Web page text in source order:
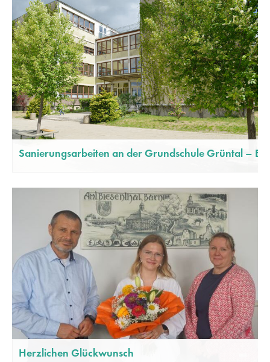
We offer support for our customers
Mon - Fri 8:00am - 5:00pm(GMT +1)
Get in touch
Cybersteel Inc.
376-293 City Road, Suite 600
San Francisco, CA 94102
+44 1234 567 890
Drop us a line
info@yourdomain.com
About us
Lorem ipsum dolor sit amet, consectetuer adipiscing
elit.
Aenean commodo ligula eget dolor. Aenean massa. Cum
sociis natoque penatibus et magnis dis parturient montes,
Sanierungsarbeiten an der Grundschule Grüntal –
Herzlichen Glückwunsch